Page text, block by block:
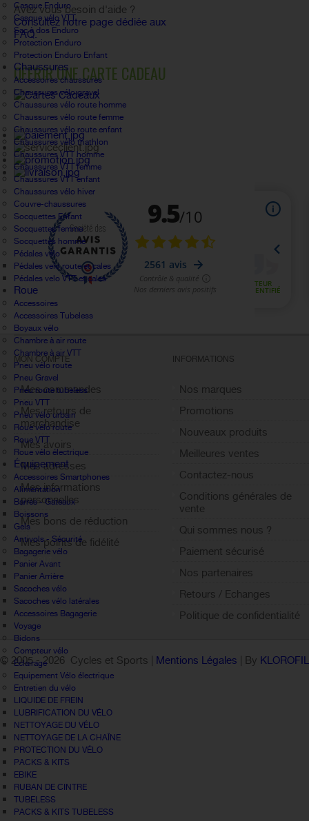
Casque Enduro
Casque vélo VTT
Sac à dos Enduro
Protection Enduro
Protection Enduro Enfant
Chaussures
Accessoires chaussures
Chaussures vélo gravel
Chaussures vélo route homme
Chaussures vélo route femme
Chaussures vélo route enfant
Chaussures vélo triathlon
Chaussures VTT homme
Chaussures VTT femme
Chaussures VTT enfant
Chaussures vélo hiver
Couvre-chaussures
Socquettes Enfant
Socquettes femme
Socquettes homme
Pédales vélo
Pédales velo route et cales
Pédales velo VTT et cales
Roue
Accessoires
Accessoires Tubeless
Boyaux vélo
Chambre à air route
Chambre à air VTT
Pneu vélo route
Pneu Gravel
Pneu route tubeless
Pneu VTT
Pneu vélo urbain
Roue vélo route
Roue VTT
Roue vélo électrique
Équipement
Accessoires Smartphones
Alimentation
Barres - Gateaux
Boissons
Gels
Antivols - Sécurité
Bagagerie vélo
Panier Avant
Panier Arrière
Sacoches vélo
Sacoches vélo latérales
Accessoires Bagagerie
Voyage
Bidons
Compteur vélo
Éclairage
Equipement Vélo électrique
Entretien du vélo
LIQUIDE DE FREIN
LUBRIFICATION DU VÉLO
NETTOYAGE DU VÉLO
NETTOYAGE DE LA CHAÎNE
PROTECTION DU VÉLO
PACKS & KITS
EBIKE
RUBAN DE CINTRE
TUBELESS
PACKS & KITS TUBELESS
Avez vous besoin d'aide ?
Consultez notre page dédiée aux
FAQ.
OFFRIR UNE CARTE CADEAU
MON COMPTE
Mes commandes
Mes retours de
marchandise
Mes avoirs
Mes adresses
Mes informations
personnelles
Mes bons de réduction
Mes points de fidélité
Sign out
INFORMATIONS
Nos marques
Promotions
Nouveaux produits
Meilleures ventes
Contactez-nous
Conditions générales de
vente
Qui sommes nous ?
Paiement sécurisé
Nos partenaires
Retours / Echanges
Politique de confidentialité
© 2005 -2026 Cycles et Sports | Mentions Légales | By